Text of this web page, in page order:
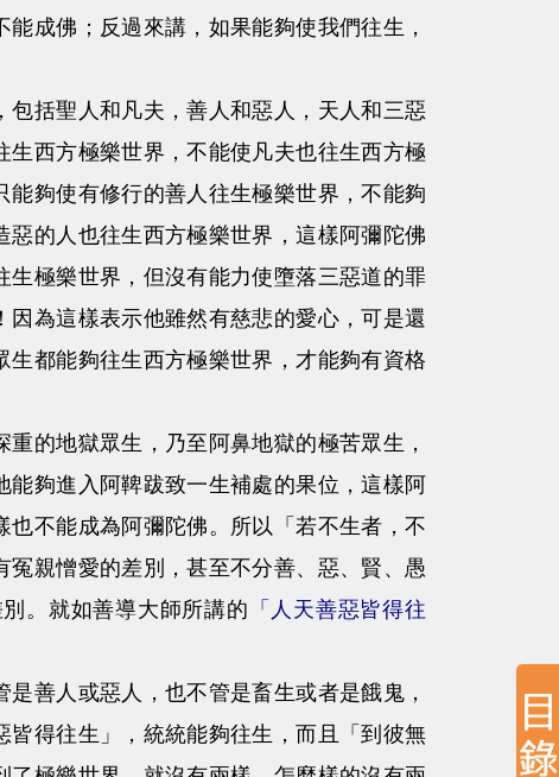
成佛；反過來講，如果能夠使我們往生，
括聖人和凡夫，善人和惡人，天人和三惡
西方極樂世界，不能使凡夫也往生西方極
夠使有修行的善人往生極樂世界，不能夠
的人也往生西方極樂世界，這樣阿彌陀佛
極樂世界，但沒有能力使墮落三惡道的罪
為這樣表示他雖然有慈悲的愛心，可是還
都能夠往生西方極樂世界，才能夠有資格
的地獄眾生，乃至阿鼻地獄的極苦眾生，
夠進入阿鞞跋致一生補處的果位，這樣阿
不能成為阿彌陀佛。所以「若不生者，不
親憎愛的差別，甚至不分善、惡、賢、愚
。就如善導大師所講的 「人天善惡皆得往
善人或惡人，也不管是畜生或者是餓鬼，
得往生」，統統能夠往生，而且「到彼無